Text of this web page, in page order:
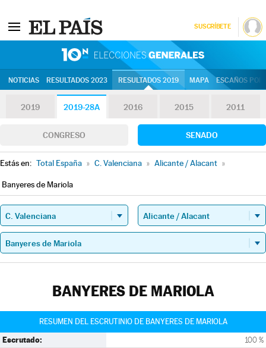
SUSCRÍBETE
NOTICIAS RESULTADOS 2023 RESULTADOS 2019 MAPA ESCAÑOS
2019 2019-28A 2016 2015 2011
CONGRESO SENADO
Estás en: Total España » C. Valenciana » Alicante / Alacant »
Banyeres de Mariola
BANYERES DE MARIOLA
RESUMEN DEL ESCRUTINIO DE BANYERES DE MARIOLA
Escrutado: 100 %